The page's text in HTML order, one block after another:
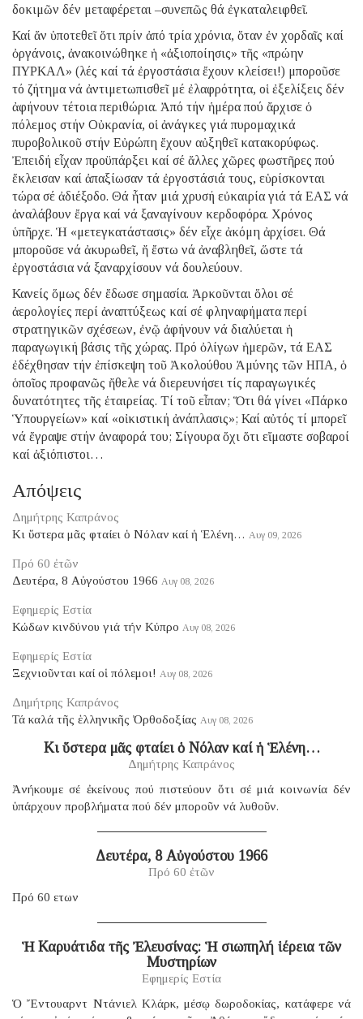
δοκιμῶν δέν μεταφέρεται –συνεπῶς θά ἐγκαταλειφθεῖ.
Καί ἄν ὑποτεθεῖ ὅτι πρίν ἀπό τρία χρόνια, ὅταν ἐν χορδαῖς καί
ὀργάνοις, ἀνακοινώθηκε ἡ «ἀξιοποίησις» τῆς «πρώην
ΠΥΡΚΑΛ» (λές καί τά ἐργοστάσια ἔχουν κλείσει!) μποροῦσε
τό ζήτημα νά ἀντιμετωπισθεῖ μέ ἐλαφρότητα, οἱ ἐξελίξεις δέν
ἀφήνουν τέτοια περιθώρια. Ἀπό τήν ἡμέρα πού ἄρχισε ὁ
πόλεμος στήν Οὐκρανία, οἱ ἀνάγκες γιά πυρομαχικά
πυροβολικοῦ στήν Εὐρώπη ἔχουν αὐξηθεῖ κατακορύφως.
Ἐπειδή εἶχαν προϋπάρξει καί σέ ἄλλες χῶρες φωστῆρες πού
ἔκλεισαν καί ἀπαξίωσαν τά ἐργοστάσιά τους, εὑρίσκονται
τώρα σέ ἀδιέξοδο. Θά ἦταν μιά χρυσή εὐκαιρία γιά τά ΕΑΣ νά
ἀναλάβουν ἔργα καί νά ξαναγίνουν κερδοφόρα. Χρόνος
ὑπῆρχε. Ἡ «μετεγκατάστασις» δέν εἶχε ἀκόμη ἀρχίσει. Θά
μποροῦσε νά ἀκυρωθεῖ, ἤ ἔστω νά ἀναβληθεῖ, ὥστε τά
ἐργοστάσια νά ξαναρχίσουν νά δουλεύουν.
Κανείς ὅμως δέν ἔδωσε σημασία. Ἀρκοῦνται ὅλοι σέ
ἀερολογίες περί ἀναπτύξεως καί σέ φληναφήματα περί
στρατηγικῶν σχέσεων, ἐνῷ ἀφήνουν νά διαλύεται ἡ
παραγωγική βάσις τῆς χώρας. Πρό ὀλίγων ἡμερῶν, τά ΕΑΣ
ἐδέχθησαν τήν ἐπίσκεψη τοῦ Ἀκολούθου Ἀμύνης τῶν ΗΠΑ, ὁ
ὁποῖος προφανῶς ἤθελε νά διερευνήσει τίς παραγωγικές
δυνατότητες τῆς ἑταιρείας. Τί τοῦ εἶπαν; Ὅτι θά γίνει «Πάρκο
Ὑπουργείων» καί «οἰκιστική ἀνάπλασις»; Καί αὐτός τί μπορεῖ
νά ἔγραψε στήν ἀναφορά του; Σίγουρα ὄχι ὅτι εἴμαστε σοβαροί
καί ἀξιόπιστοι…
Απόψεις
Δημήτρης Καπράνος
Κι ὕστερα μᾶς φταίει ὁ Νόλαν καί ἡ Ἑλένη… Αυγ 09, 2026
Πρό 60 ἐτῶν
Δευτέρα, 8 Αὐγούστου 1966 Αυγ 08, 2026
Εφημερίς Εστία
Κώδων κινδύνου γιά τήν Κύπρο Αυγ 08, 2026
Εφημερίς Εστία
Ξεχνιοῦνται καί οἱ πόλεμοι! Αυγ 08, 2026
Δημήτρης Καπράνος
Τά καλά τῆς ἑλληνικῆς Ὀρθοδοξίας Αυγ 08, 2026
Κι ὕστερα μᾶς φταίει ὁ Νόλαν καί ἡ Ἑλένη…
Δημήτρης Καπράνος
Ἀνήκουμε σέ ἐκείνους πού πιστεύουν ὅτι σέ μιά κοινωνία δέν
ὑπάρχουν προβλήματα πού δέν μποροῦν νά λυθοῦν.
Δευτέρα, 8 Αὐγούστου 1966
Πρό 60 ἐτῶν
Πρό 60 ετων
Ἡ Καρυάτιδα τῆς Ἐλευσίνας: Ἡ σιωπηλή ἱέρεια τῶν
Μυστηρίων
Εφημερίς Εστία
Ὁ Ἔντουαρντ Ντάνιελ Κλάρκ, μέσῳ δωροδοκίας, κατάφερε νά